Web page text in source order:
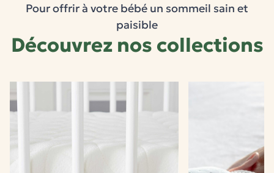
Pour offrir à votre bébé un sommeil sain et
paisible
Découvrez nos collections